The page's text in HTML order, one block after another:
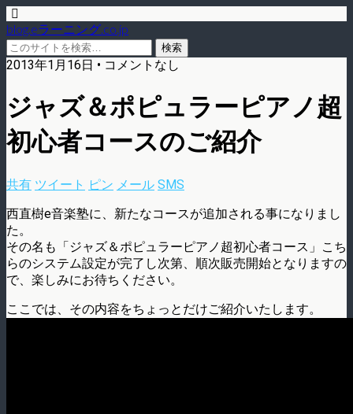
blog.eラーニング.co.jp
2013年1月16日 • コメントなし
ジャズ＆ポピュラーピアノ超
初心者コースのご紹介
共有 ツイート ピン メール SMS
西直樹e音楽塾に、新たなコースが追加される事になりまし
た。
その名も「ジャズ＆ポピュラーピアノ超初心者コース」こち
らのシステム設定が完了し次第、順次販売開始となりますの
で、楽しみにお待ちください。
ここでは、その内容をちょっとだけご紹介いたします。